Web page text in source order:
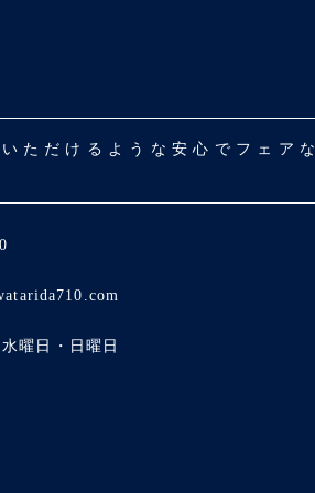
だけるような安心でフェア
曜日・日曜日